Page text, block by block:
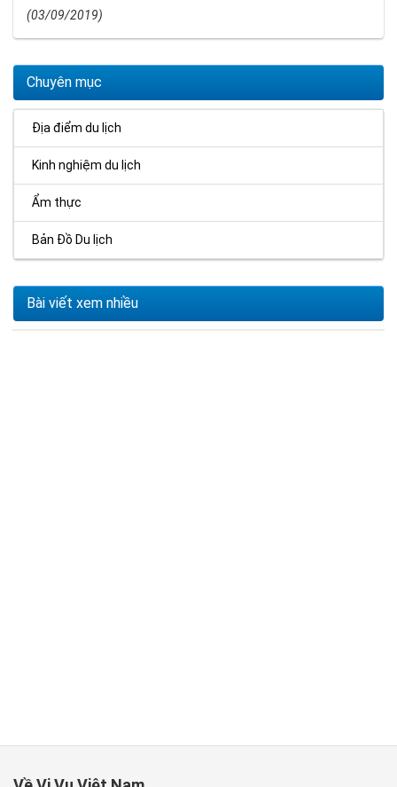
(03/09/2019)
Chuyên mục
Địa điểm du lịch
Kinh nghiệm du lịch
Ẩm thực
Bản Đồ Du lịch
Bài viết xem nhiều